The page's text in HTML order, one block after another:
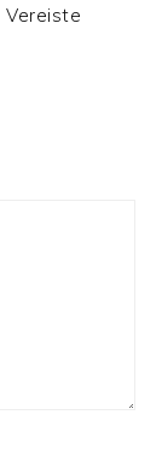
Vereiste